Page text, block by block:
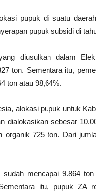
pupuk di suatu
pupuk subsidi di
diusulkan dalam
ton. Sementara itu,
ton atau 98,64%.
alokasi pupuk untuk
dialokasikan sebesar
organik 725 ton. Dari
mencapai 9.864
itu, pupuk ZA